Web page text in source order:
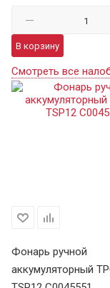
В корзину
Смотреть все
Фонарь ручной
аккумуляторный